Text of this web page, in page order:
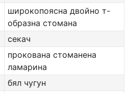
широкопоясна двойно т-
образна стомана
секач
прокована стоманена
ламарина
бял чугун